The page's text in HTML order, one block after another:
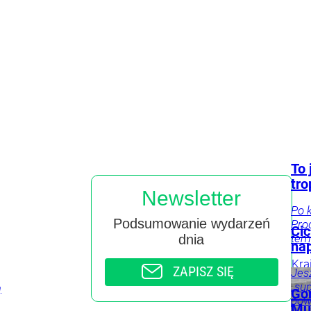
Newsletter
Podsumowanie wydarzeń
dnia
ZAPISZ SIĘ
To
Po
Kraj